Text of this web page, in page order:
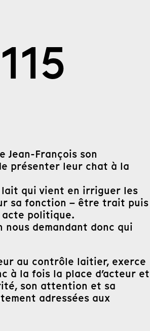
Jean-François son
présenter leur chat à la
lait qui vient en irriguer les
sa fonction – être trait puis
acte politique.
demandant donc qui
au contrôle laitier, exerce
à la fois la place d’acteur et
son attention et sa
adressées aux